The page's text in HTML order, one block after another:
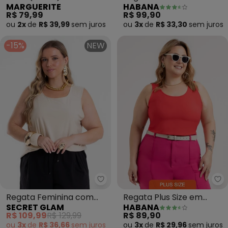
Floral
MARGUERITE
R$ 79,99
ou 2x de R$ 39,99 sem juros
Misturinha (Marrom)
HABANA
R$ 99,90
ou 3x de R$ 33,30 sem juros
-15% NEW
Secret Glam - Regata
Regata Feminina com
Detalhe na Alça (Bege)
SECRET GLAM
R$ 109,99R$ 129,99
ou 3x de R$ 36,66 sem juros
Regata Plus Size em
Misturinha (Vermelho)
HABANA
R$ 89,90
ou 3x de R$ 29,96 sem juros